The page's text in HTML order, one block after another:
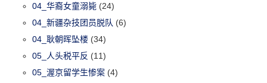
04_华裔女童溺毙 (24)
04_新疆杂技团员脱队 (6)
04_耿朝晖坠楼 (34)
05_人头税平反 (11)
05_渥京留学生惨案 (4)